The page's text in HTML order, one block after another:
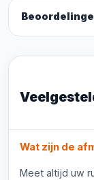
Wat zijn de
Meet altijd uw